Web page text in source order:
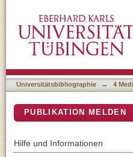
hematopoietic stem
Universitätsbibliographie → 4
PUBLIKATION MELDEN
Hilfe und Informationen